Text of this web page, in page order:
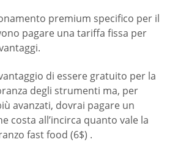
premium specifico per il
pagare una tariffa fissa per
di essere gratuito per la
degli strumenti ma, per
avanzati, dovrai pagare un
costa all’incirca quanto vale la
fast food (6$) .